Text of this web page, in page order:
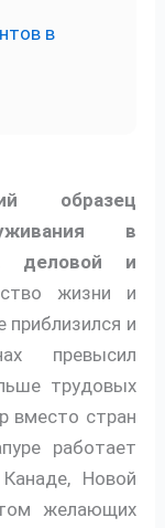
в
образец
в
деловой и
жизни и
приблизился и
превысил
трудовых
вместо стран
работает
Новой
желающих